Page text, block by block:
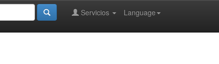
Language
Servicios